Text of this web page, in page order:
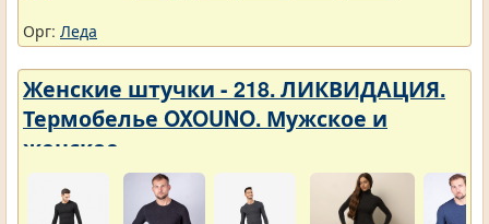
Орг: Леда
Женские штучки - 218. ЛИКВИДАЦИЯ.
Термобелье OXOUNO. Мужское и
женское